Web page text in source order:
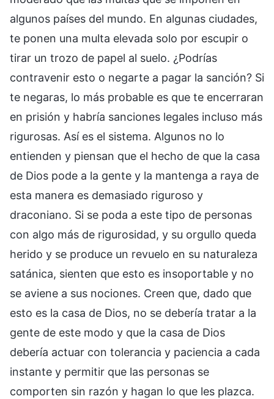
algunos países del mundo. En algunas ciudades,
te ponen una multa elevada solo por escupir o
tirar un trozo de papel al suelo. ¿Podrías
contravenir esto o negarte a pagar la sanción? Si
te negaras, lo más probable es que te encerraran
en prisión y habría sanciones legales incluso más
rigurosas. Así es el sistema. Algunos no lo
entienden y piensan que el hecho de que la casa
de Dios pode a la gente y la mantenga a raya de
esta manera es demasiado riguroso y
draconiano. Si se poda a este tipo de personas
con algo más de rigurosidad, y su orgullo queda
herido y se produce un revuelo en su naturaleza
satánica, sienten que esto es insoportable y no
se aviene a sus nociones. Creen que, dado que
esto es la casa de Dios, no se debería tratar a la
gente de este modo y que la casa de Dios
debería actuar con tolerancia y paciencia a cada
instante y permitir que las personas se
comporten sin razón y hagan lo que les plazca.